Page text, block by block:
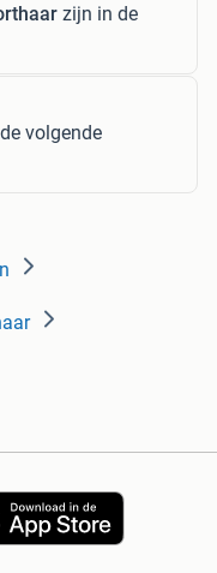
zijn in de
de volgende